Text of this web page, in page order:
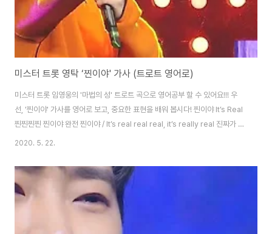
미스터 트롯 영탁 ‘찐이야' 가사 (트로트 영어로)
미스터 트롯 임영웅의 '마법의 성' 트로트 곡으로 영어공부 할 수 있어요!!! 우
선, '찐이야' 가사를 영어로 보고, 중요한 표현을 배워 봅시다! 찐이야 It’s Real
찐찐찐찐 찐이야 완전 찐이야 / It’s real real real, it’s really real 진짜가 나
타났다 지금 / The real one is here now 찐찐찐찐 찐이야 완전 찐이야 /
love you so much 요즘 같이 가짜가 많은 세상에 / In a world like this
full of fakes 믿을 사람 바로 당신 뿐 / The only one I can trust is you
내 모든 걸..
2020. 5. 22.